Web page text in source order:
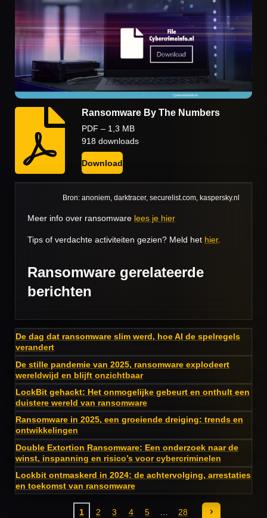
Ransomware By The Numbers
PDF – 1,3 MB
918 downloads
Download
Bron: anoniem, darktracer, securelist.com, kaspersky.nl
Meer info over ransomware lees je hier
Tips of verdachte activiteiten gezien? Meld het hier.
Ransomware gerelateerde
berichten
De dag dat ransomware slim werd, hoe AI de spelregels
verandert
De stille pandemie van 2025, ransomware explodeert
wereldwijd en blijft onzichtbaar
LockBit gehackt: Het onmogelijke gebeurt en onthult een
duistere wereld van ransomware
Ransomware in 2025, een groeiende dreiging: trends en
ontwikkelingen
Double Extortion Ransomware: Een onderzoek naar de
winst, inspanning en risico’s voor cybercriminelen
Lockbit ontmaskerd in 2024: de achtervolging, arrestaties
en toekomst van ransomware
1 2 3 4 5 28